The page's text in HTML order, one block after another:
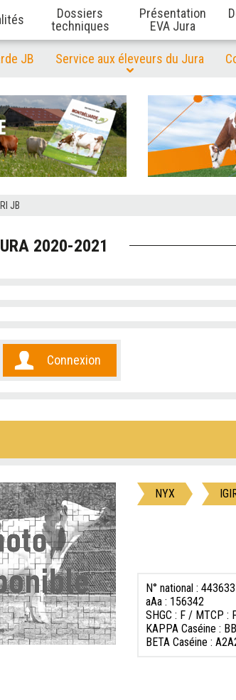
Dossiers
techniques
Présentation
EVA Jura
JB Service aux éleveurs du Jura
JB
2020-2021
Connexion
NYX
N° national :
aAa : 156342
SHGC : F / MTCP :
KAPPA Caséine : BB
BETA Caséine :